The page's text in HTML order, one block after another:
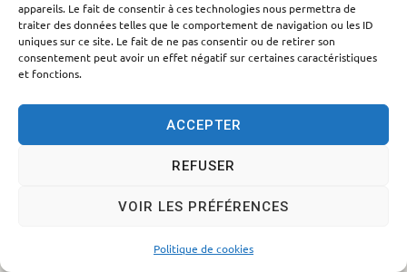
appareils. Le fait de consentir à ces technologies nous permettra de
traiter des données telles que le comportement de navigation ou les ID
uniques sur ce site. Le fait de ne pas consentir ou de retirer son
consentement peut avoir un effet négatif sur certaines caractéristiques
et fonctions.
ACCEPTER
REFUSER
VOIR LES PRÉFÉRENCES
Politique de cookies
Accessibilité Politique des cookies Mentions légales
Plan du site Traitement des données personnelles